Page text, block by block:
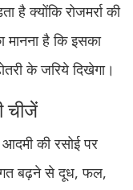
क्योंकि रोजमर्रा की
है कि इसका
के जरिये दिखेगा।
चीजें
की रसोई पर
बढ़ने से दूध, फल,